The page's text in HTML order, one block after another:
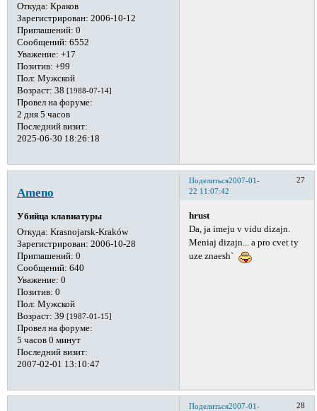
Откуда: Краков
Зарегистрирован: 2006-10-12
Приглашений: 0
Сообщений: 6552
Уважение: +17
Позитив: +99
Пол: Мужской
Возраст: 38 [1988-07-14]
Провел на форуме:
2 дня 5 часов
Последний визит:
2025-06-30 18:26:18
Поделиться 27
2007-01-
22 11:07:42
Ameno
Убийца клавиатуры
Откуда: Krasnojarsk-Kraków
Зарегистрирован: 2006-10-28
Приглашений: 0
Сообщений: 640
Уважение: 0
Позитив: 0
Пол: Мужской
Возраст: 39 [1987-01-15]
Провел на форуме:
5 часов 0 минут
Последний визит:
2007-02-01 13:10:47
hrust
Da, ja imeju v vidu dizajn.
Meniaj dizajn... a pro cvet ty
uze znaesh`
Поделиться 28
2007-01-